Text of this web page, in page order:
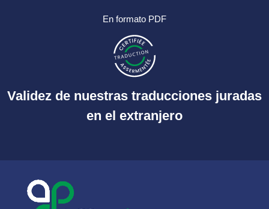
En formato PDF
Validez de nuestras traducciones juradas
en el extranjero